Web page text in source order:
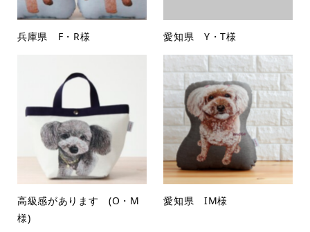
兵庫県 F・R様 愛知県 Y・T様
高級感があります (O・M
様)
愛知県 IM様